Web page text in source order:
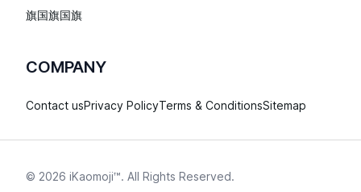
旗国旗国旗
COMPANY
Contact usPrivacy PolicyTerms & ConditionsSitemap
© 2026 iKaomoji™. All Rights Reserved.